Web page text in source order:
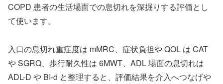
COPD 患者の生活場面での息切れを深掘りする評価とし
て使います。
入口の息切れ重症度は mMRC、症状負担や QOL は CAT
や SGRQ、歩行耐久性は 6MWT、ADL 場面の息切れは
ADL-D や BI-d と整理すると、評価結果を介入へつなげや